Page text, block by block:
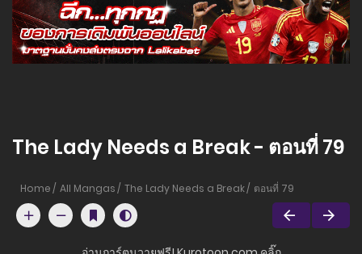
The Lady Needs a Break - ตอนที่ 79
Home All Mangas The Lady Needs a Break ตอนที่ 79